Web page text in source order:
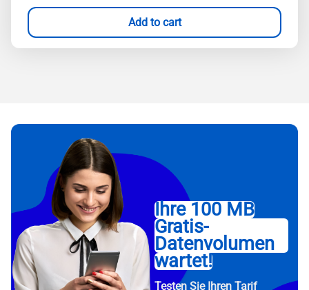
Add to cart
Ihre 100 MB
Gratis-
Datenvolumen
wartet!
Testen Sie Ihren Tarif